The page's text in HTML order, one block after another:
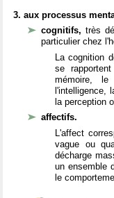
3. aux processus
cognitifs,très
particulier chez
La cognition
se
mémoire, le
l'intelligence,
la perception
affectifs.
L'affect
vague ou
décharge
un ensemble
le